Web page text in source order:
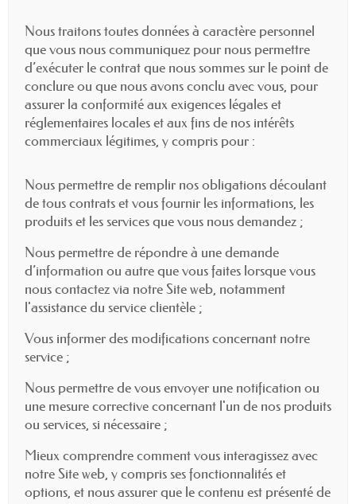
Nous traitons toutes données à caractère personnel
que vous nous communiquez pour nous permettre
d’exécuter le contrat que nous sommes sur le point de
conclure ou que nous avons conclu avec vous, pour
assurer la conformité aux exigences légales et
réglementaires locales et aux fins de nos intérêts
commerciaux légitimes, y compris pour :
Nous permettre de remplir nos obligations découlant
de tous contrats et vous fournir les informations, les
produits et les services que vous nous demandez ;
Nous permettre de répondre à une demande
d’information ou autre que vous faites lorsque vous
nous contactez via notre Site web, notamment
l'assistance du service clientèle ;
Vous informer des modifications concernant notre
service ;
Nous permettre de vous envoyer une notification ou
une mesure corrective concernant l'un de nos produits
ou services, si nécessaire ;
Mieux comprendre comment vous interagissez avec
notre Site web, y compris ses fonctionnalités et
options, et nous assurer que le contenu est présenté de